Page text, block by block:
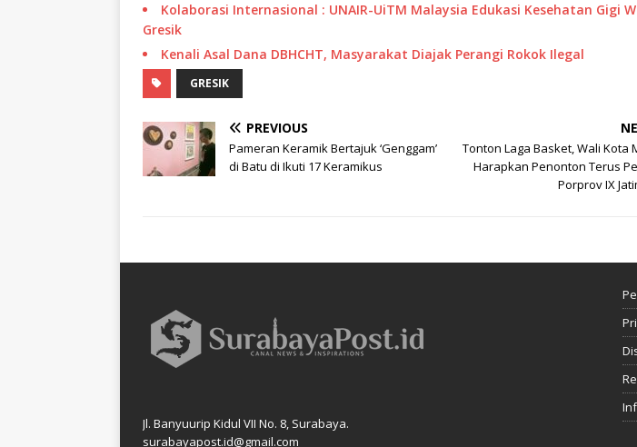
Kolaborasi Internasional : UNAIR-UiTM Malaysia Edukasi Kesehatan Gigi
Gresik
Kenali Asal Dana DBHCHT, Masyarakat Diajak Perangi Rokok Ilegal
GRESIK
PREVIOUS
Pameran Keramik Bertajuk ‘Genggam’
di Batu di Ikuti 17 Keramikus
Tonton Laga Basket, Wali Kota
Harapkan Penonton Terus
Porprov IX
Jl. Banyuurip Kidul VII No. 8, Surabaya.
surabayapost.id@gmail.com